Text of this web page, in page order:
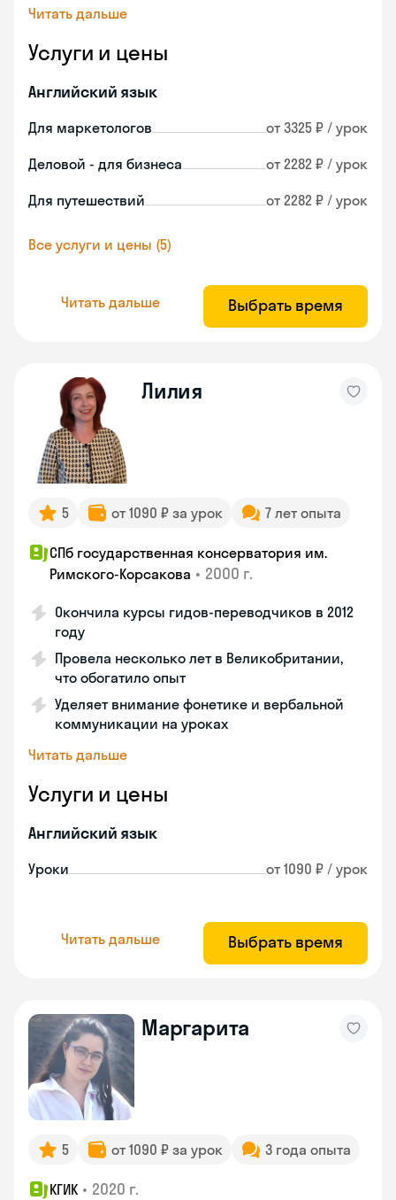
Читать дальше
Услуги и цены
Английский язык
Для маркетологов от 3325 ₽ / урок
Деловой - для бизнеса от 2282 ₽ / урок
Для путешествий от 2282 ₽ / урок
Все услуги и цены (5)
Читать дальше Выбрать время
Лилия
5 от 1090 ₽ за урок 7 лет опыта
СПб государственная консерватория им.
Римского-Корсакова • 2000 г.
Окончила курсы гидов-переводчиков в 2012
году
Провела несколько лет в Великобритании,
что обогатило опыт
Уделяет внимание фонетике и вербальной
коммуникации на уроках
Читать дальше
Услуги и цены
Английский язык
Уроки от 1090 ₽ / урок
Читать дальше Выбрать время
Маргарита
5 от 1090 ₽ за урок 3 года опыта
КГИК • 2020 г.